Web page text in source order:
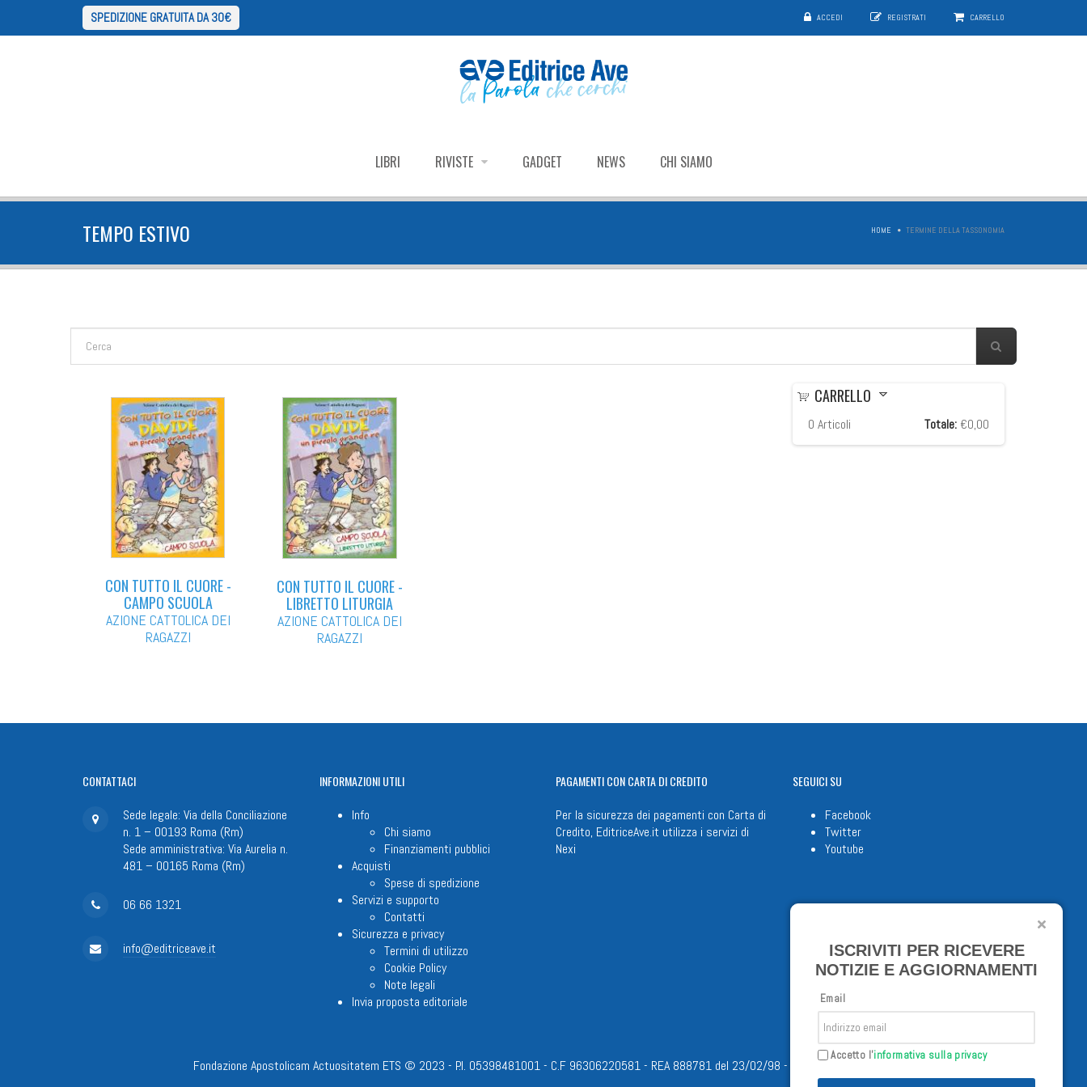
SPEDIZIONE GRATUITA DA 30€ ACCEDI REGISTRATI CARRELLO
LIBRI RIVISTE GADGET NEWS CHI SIAMO
TEMPO ESTIVO HOME TERMINE DELLA TASSONOMIA
FORM DI RICERCA
CON TUTTO IL CUORE -
CAMPO SCUOLA
AZIONE CATTOLICA DEI
RAGAZZI
CON TUTTO IL CUORE -
LIBRETTO LITURGIA
AZIONE CATTOLICA DEI
RAGAZZI
CARRELLO
0 Articoli Totale: €0,00
CONTATTACI
Sede legale: Via della Conciliazione
n. 1 – 00193 Roma (Rm)
Sede amministrativa: Via Aurelia n.
481 – 00165 Roma (Rm)
06 66 1321
info@editriceave.it
INFORMAZIONIUTILI
Info
Chi siamo
Finanziamenti pubblici
Acquisti
Spese di spedizione
Servizi e supporto
Contatti
Sicurezza e privacy
Termini di utilizzo
Cookie Policy
Note legali
Invia proposta editoriale
PAGAMENTICON CARTA DI CREDITO
Per la sicurezza dei pagamenti con Carta di
Credito, EditriceAve.it utilizza i servizi di
Nexi
SEGUICISU
Facebook
Twitter
Youtube
Fondazione Apostolicam Actuositatem ETS © 2023 - P.I. 05398481001 - C.F 96306220581 - REA 888781 del 23/02/98 - Tutti i diritti riservati
ISCRIVITI PER RICEVERE
NOTIZIE E AGGIORNAMENTI
Email
Accetto l'informativa sulla privacy